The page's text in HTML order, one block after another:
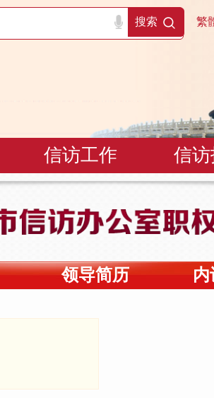
搜索 繁
信访工作 信
领导简历